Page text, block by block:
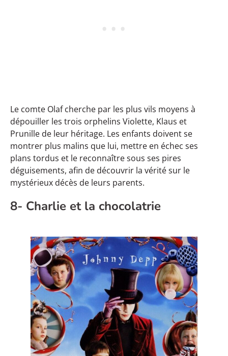
Le comte Olaf cherche par les plus vils moyens à
dépouiller les trois orphelins Violette, Klaus et
Prunille de leur héritage. Les enfants doivent se
montrer plus malins que lui, mettre en échec ses
plans tordus et le reconnaître sous ses pires
déguisements, afin de découvrir la vérité sur le
mystérieux décès de leurs parents.
8- Charlie et la chocolatrie